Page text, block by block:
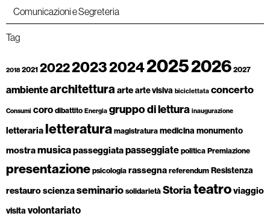
Comunicazioni e Segreteria
Tag
2018 2021202220232024202520262027
ambientearchitetturaartearte visiva biciclettata concerto
Consumi corodibattito Energia gruppo di lettura inaugurazione
letterarialetteraturamagistraturamedicina monumento
mostramusicapasseggiatapasseggiatepoliticaPremiazione
presentazionepsicologiarassegnareferendumResistenza
restauroscienzaseminariosolidarietàStoriateatroviaggio
visita volontariato